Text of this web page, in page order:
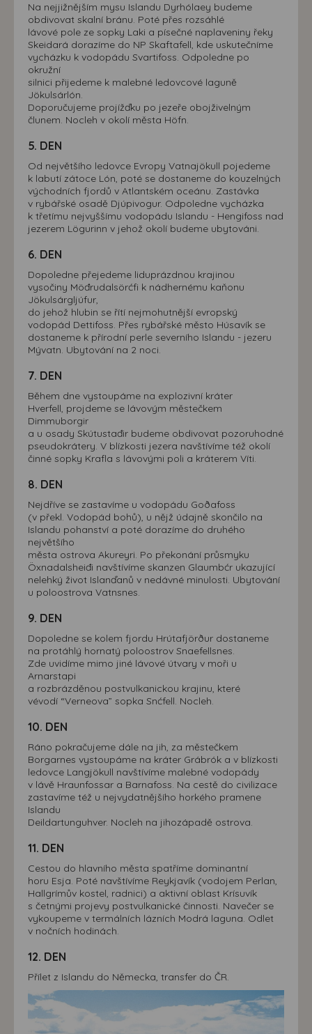
Na nejjižnějším mysu Islandu Dyrhólaey budeme
obdivovat skalní bránu. Poté přes rozsáhlé
lávové pole ze sopky Laki a písečné naplaveniny řeky
Skeidará dorazíme do NP Skaftafell, kde uskutečníme
vycházku k vodopádu Svartifoss. Odpoledne po
okružní
silnici přijedeme k malebné ledovcové laguně
Jökulsárlón.
Doporučujeme projížďku po jezeře obojživelným
člunem. Nocleh v okolí města Höfn.
5. DEN
Od největšího ledovce Evropy Vatnajökull pojedeme
k labutí zátoce Lón, poté se dostaneme do kouzelných
východních fjordů v Atlantském oceánu. Zastávka
v rybářské osadě Djúpivogur. Odpoledne vycházka
k třetímu nejvyššímu vodopádu Islandu - Hengifoss nad
jezerem Lögurinn v jehož okolí budeme ubytováni.
6. DEN
Dopoledne přejedeme liduprázdnou krajinou
vysočiny Möđrudalsörćfi k nádhernému kaňonu
Jökulsárgljúfur,
do jehož hlubin se řítí nejmohutnější evropský
vodopád Dettifoss. Přes rybářské město Húsavík se
dostaneme k přírodní perle severního Islandu - jezeru
Mývatn. Ubytování na 2 noci.
7. DEN
Během dne vystoupáme na explozivní kráter
Hverfell, projdeme se lávovým městečkem
Dimmuborgir
a u osady Skútustađir budeme obdivovat pozoruhodné
pseudokrátery. V blízkosti jezera navštívíme též okolí
činné sopky Krafla s lávovými poli a kráterem Víti.
8. DEN
Nejdříve se zastavíme u vodopádu Goðafoss
(v překl. Vodopád bohů), u nějž údajně skončilo na
Islandu pohanství a poté dorazíme do druhého
největšího
města ostrova Akureyri. Po překonání průsmyku
Öxnadalsheiđi navštívíme skanzen Glaumbćr ukazující
nelehký život Islanďanů v nedávné minulosti. Ubytování
u poloostrova Vatnsnes.
9. DEN
Dopoledne se kolem fjordu Hrútafjörður dostaneme
na protáhlý hornatý poloostrov Snaefellsnes.
Zde uvidíme mimo jiné lávové útvary v moři u
Arnarstapi
a rozbrázděnou postvulkanickou krajinu, které
vévodí “Verneova” sopka Snćfell. Nocleh.
10. DEN
Ráno pokračujeme dále na jih, za městečkem
Borgarnes vystoupáme na kráter Grábrók a v blízkosti
ledovce Langjökull navštívíme malebné vodopády
v lávě Hraunfossar a Barnafoss. Na cestě do civilizace
zastavíme též u nejvydatnějšího horkého pramene
Islandu
Deildartunguhver. Nocleh na jihozápadě ostrova.
11. DEN
Cestou do hlavního města spatříme dominantní
horu Esja. Poté navštívíme Reykjavík (vodojem Perlan,
Hallgrímův kostel, radnici) a aktivní oblast Krísuvík
s četnými projevy postvulkanické činnosti. Navečer se
vykoupeme v termálních lázních Modrá laguna. Odlet
v nočních hodinách.
12. DEN
Přílet z Islandu do Německa, transfer do ČR.